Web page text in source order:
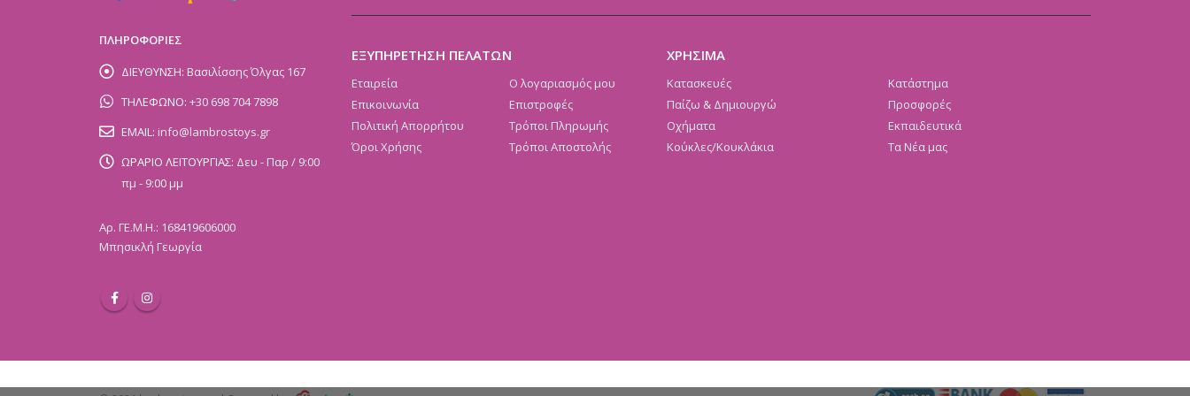
ΠΛΗΡΟΦΟΡΙΕΣ
ΔΙΕΥΘΥΝΣΗ: Βασιλίσσης Όλγας 167
ΤΗΛΕΦΩΝΟ: +30 698 704 7898
EMAIL: info@lambrostoys.gr
ΩΡΑΡΙΟ ΛΕΙΤΟΥΡΓΙΑΣ: Δευ - Παρ / 9:00
πμ - 9:00 μμ
Αρ. ΓΕ.Μ.Η.: 168419606000
Μπησικλή Γεωργία
ΕΞΥΠΗΡΕΤΗΣΗ ΠΕΛΑΤΩΝ
Εταιρεία
Επικοινωνία
Πολιτική Απορρήτου
Όροι Χρήσης
Ο λογαριασμός μου
Επιστροφές
Τρόποι Πληρωμής
Τρόποι Αποστολής
ΧΡΗΣΙΜΑ
Κατασκευές
Παίζω & Δημιουργώ
Οχήματα
Κούκλες/Κουκλάκια
Κατάστημα
Προσφορές
Εκπαιδευτικά
Τα Νέα μας